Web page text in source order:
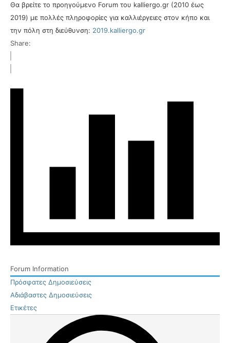
Θα βρείτε το προηγούμενο Forum του kalliergo.gr (2010 έως
2019) με πολλές πληροφορίες για καλλιέργειες στον κήπο και
την πόλη στη διεύθυνση: 2019.kalliergo.gr
Share:
Forum Information
Πρόσφατες Δημοσιεύσεις
Αδιάβαστες Δημοσιεύσεις
Ετικέτες